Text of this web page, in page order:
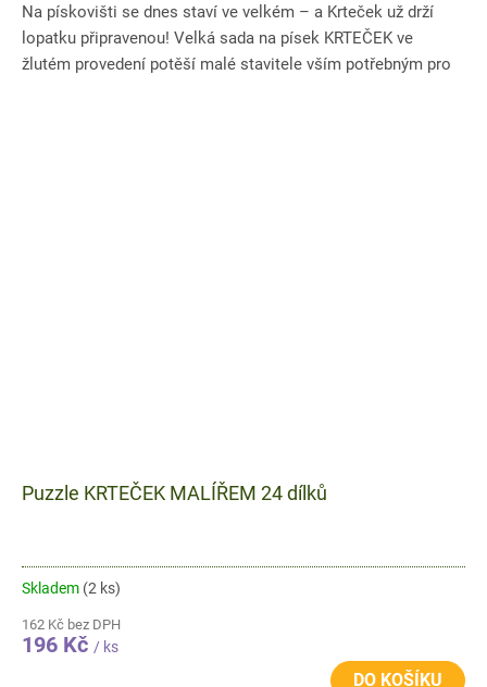
Na pískovišti se dnes staví ve velkém – a Krteček už drží
lopatku připravenou! Velká sada na písek KRTEČEK ve
žlutém provedení potěší malé stavitele vším potřebným pro
Puzzle KRTEČEK MALÍŘEM 24 dílků
Skladem (2 ks)
162 Kč bez DPH
196 Kč / ks
DO KOŠÍKU